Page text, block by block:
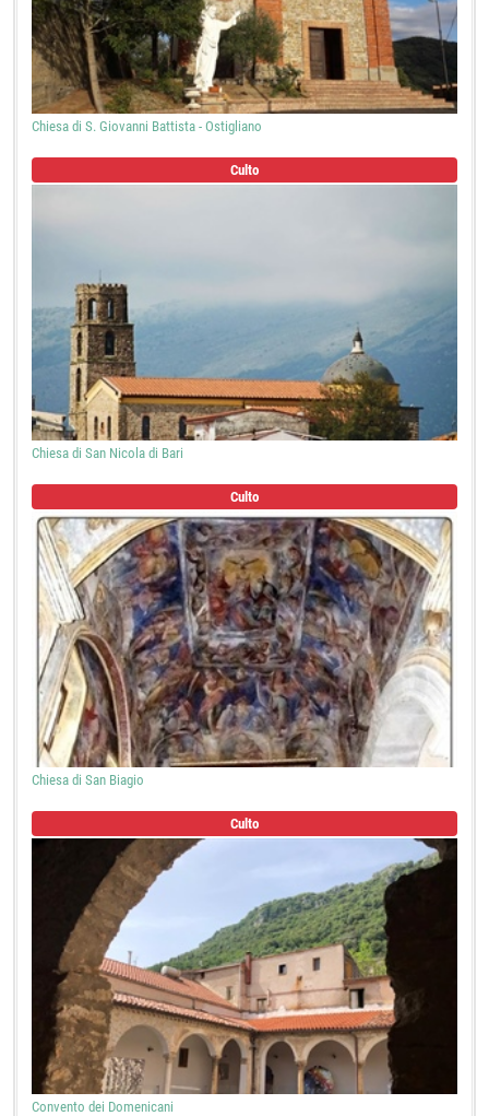
Chiesa di S. Giovanni Battista - Ostigliano
Culto
Chiesa di San Nicola di Bari
Culto
Chiesa di San Biagio
Culto
Convento dei Domenicani